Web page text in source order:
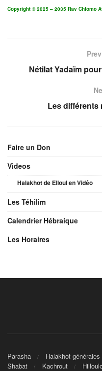
Copyright © 2025 – 2035 Rav Chlomo
Nétilat Yadaïm
Les différents
Faire un Don
Videos
Halakhot de Elloul en Vidéo
Les Téhilim
Calendrier Hébraique
Les Horaires
Parasha Halakhot générales
Shabat
Kachrout